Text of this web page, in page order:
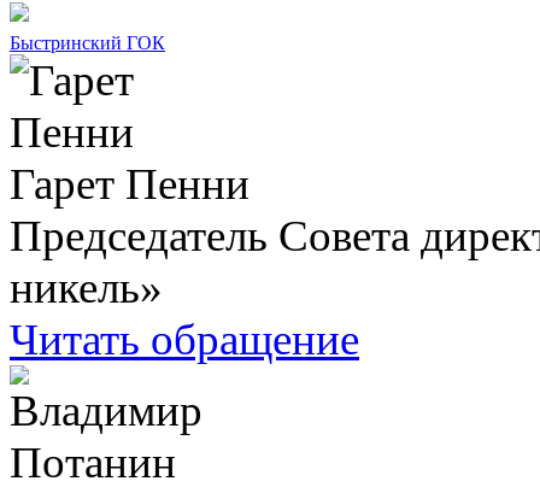
Быстринский ГОК
Гарет Пенни
Председатель Совета
никель»
Читать обращение